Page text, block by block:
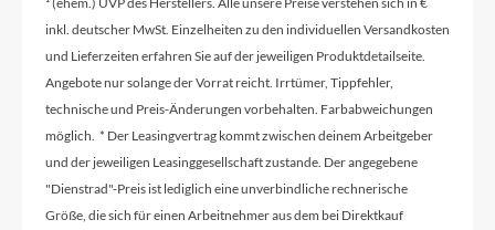
Griffe
ACID Hybrid Perform
Ladegerät
inkl. deutscher MwSt. Einzelheiten zu den individuellen Versandkosten
und Lieferzeiten erfahren Sie auf der jeweiligen Produktdetailseite.
Angebote nur solange der Vorrat reicht. Irrtümer, Tippfehler,
technische und Preis-Änderungen vorbehalten. Farbabweichungen
möglich. * Der Leasingvertrag kommt zwischen deinem Arbeitgeber
und der jeweiligen Leasinggesellschaft zustande. Der angegebene
"Dienstrad"-Preis ist lediglich eine unverbindliche rechnerische
Größe, die sich für einen Arbeitnehmer aus dem bei Direktkauf